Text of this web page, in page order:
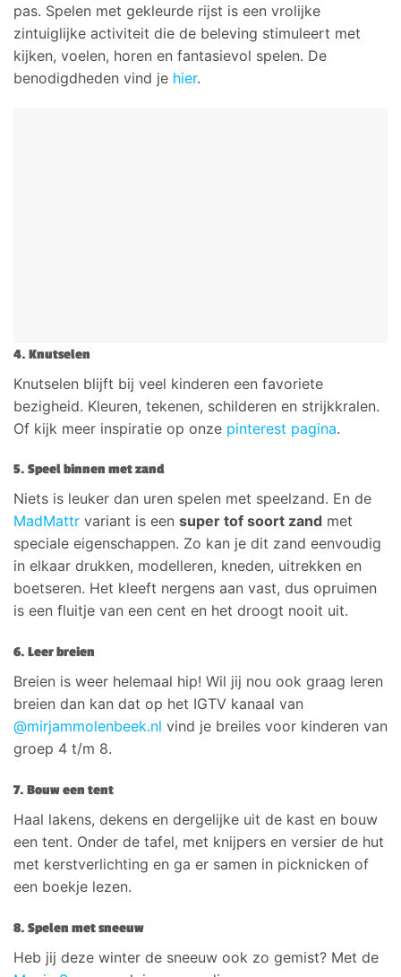
pas. Spelen met gekleurde rijst is een vrolijke
zintuiglijke activiteit die de beleving stimuleert met
kijken, voelen, horen en fantasievol spelen. De
benodigdheden vind je hier.
4. Knutselen
Knutselen blijft bij veel kinderen een favoriete
bezigheid. Kleuren, tekenen, schilderen en strijkkralen.
Of kijk meer inspiratie op onze pinterest pagina.
5. Speel binnen met zand
Niets is leuker dan uren spelen met speelzand. En de
MadMattr variant is een super tof soort zand met
speciale eigenschappen. Zo kan je dit zand eenvoudig
in elkaar drukken, modelleren, kneden, uitrekken en
boetseren. Het kleeft nergens aan vast, dus opruimen
is een fluitje van een cent en het droogt nooit uit.
6. Leer breien
Breien is weer helemaal hip! Wil jij nou ook graag leren
breien dan kan dat op het IGTV kanaal van
@mirjammolenbeek.nl vind je breiles voor kinderen van
groep 4 t/m 8.
7. Bouw een tent
Haal lakens, dekens en dergelijke uit de kast en bouw
een tent. Onder de tafel, met knijpers en versier de hut
met kerstverlichting en ga er samen in picknicken of
een boekje lezen.
8. Spelen met sneeuw
Heb jij deze winter de sneeuw ook zo gemist? Met de